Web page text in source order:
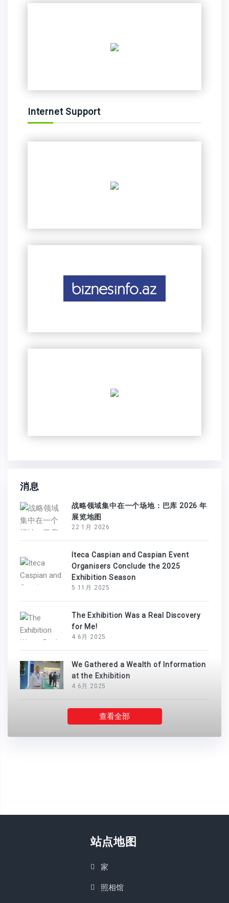
Internet Support
消息
战略领域集中在一个场地：巴库 2026 年
展览地图
22 1月 2026
Iteca Caspian and Caspian Event
Organisers Conclude the 2025
Exhibition Season
5 11月 2025
The Exhibition Was a Real Discovery
for Me!
4 6月 2025
We Gathered a Wealth of Information
at the Exhibition
4 6月 2025
查看全部
站点地图
家
照相馆